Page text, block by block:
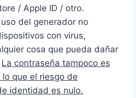
/ Apple ID / otro.
uso del generador no
con virus,
cosa que pueda dañar
La contraseña tampoco es
que el riesgo de
identidad es nulo.